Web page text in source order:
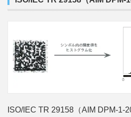
ISO/IEC TR 29158（AIM DPM-1-